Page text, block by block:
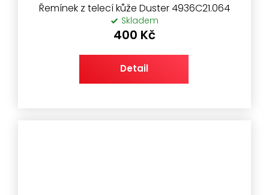
Řemínek z telecí kůže Duster 4936C21.064
Skladem
400 Kč
Detail